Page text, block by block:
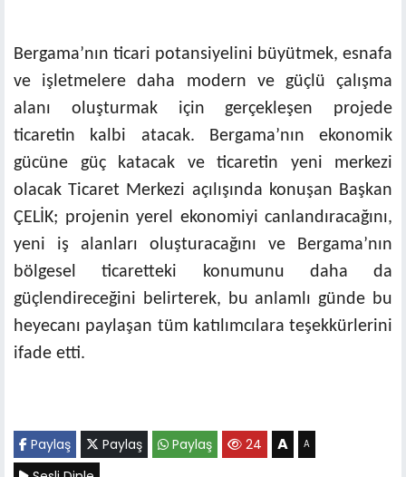
Bergama’nın ticari potansiyelini büyütmek, esnafa
ve işletmelere daha modern ve güçlü çalışma
alanı oluşturmak için gerçekleşen projede
ticaretin kalbi atacak. Bergama’nın ekonomik
gücüne güç katacak ve ticaretin yeni merkezi
olacak Ticaret Merkezi açılışında konuşan Başkan
ÇELİK; projenin yerel ekonomiyi canlandıracağını,
yeni iş alanları oluşturacağını ve Bergama’nın
bölgesel ticaretteki konumunu daha da
güçlendireceğini belirterek, bu anlamlı günde bu
heyecanı paylaşan tüm katılımcılara teşekkürlerini
ifade etti.
Paylaş Paylaş Paylaş 24 A A